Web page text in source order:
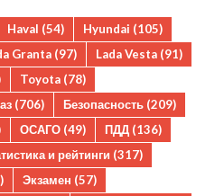
Haval (54) Hyundai (105)
Granta (97) Lada Vesta (91)
Toyota (78)
(706) Безопасность (209)
ОСАГО (49) ПДД (136)
и рейтинги (317)
Экзамен (57)